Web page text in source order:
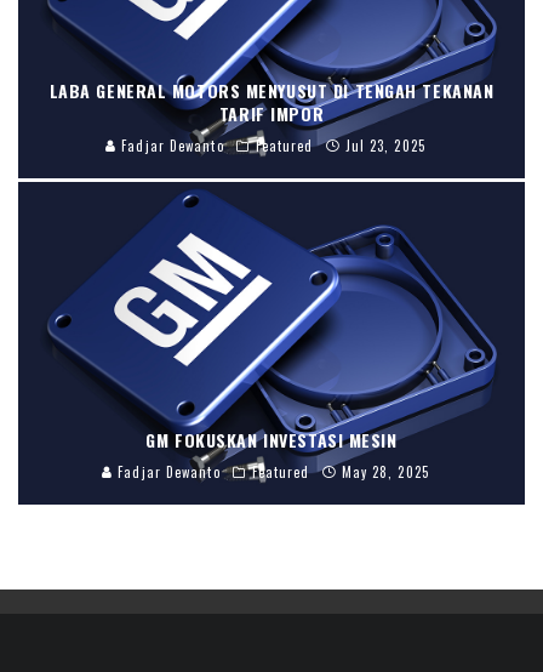
LABA GENERAL MOTORS MENYUSUT DI TENGAH TEKANAN
TARIF IMPOR
Fadjar Dewanto Featured Jul 23, 2025
GM FOKUSKAN INVESTASI MESIN
Fadjar Dewanto Featured May 28, 2025